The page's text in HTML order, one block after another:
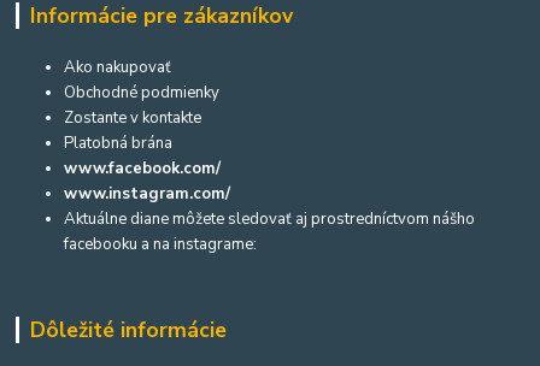
Informácie pre zákazníkov
Ako nakupovať
Obchodné podmienky
Zostante v kontakte
Platobná brána
www.facebook.com/
www.instagram.com/
Aktuálne diane môžete sledovať aj prostredníctvom nášho
facebooku a na instagrame:
Dôležité informácie